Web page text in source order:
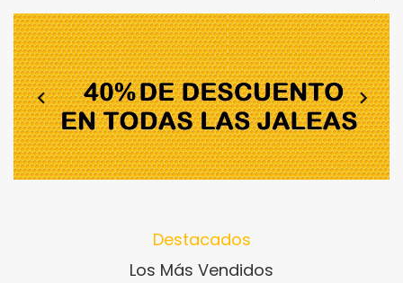
 
Destacados
Los Más Vendidos